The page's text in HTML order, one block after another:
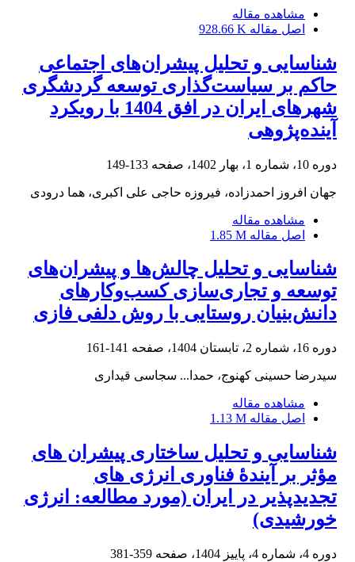
مشاهده مقاله
اصل مقاله 928.66 K
شناسایی و تحلیل پیشران‌های اجتماعی
حاکم بر سیاست‌گذاری توسعه گردشگری
شهرهای ایران در افق 1404 با رویکرد
آینده‌پژوهی
دوره 10، شماره 1، بهار 1402، صفحه 133-149
جهان افروز احمدزاده، فیروزه حاجی علی اکبری، هما درودی
مشاهده مقاله
اصل مقاله 1.85 M
شناسایی و تحلیل چالش‌ها و پیشران‌های
توسعه و تجاری‌سازی کسب‌وکارهای
دانش‌بنیان روستایی با روش دلفی فازی
دوره 16، شماره 2، تابستان 1404، صفحه 141-161
سیدرضا حسینی کهنوج، حمدا... سجاسی قیداری
مشاهده مقاله
اصل مقاله 1.13 M
شناسایی و تحلیل ساختاری پیشران‏ های
مؤثر بر آیندۀ فناوری انرژی‏ های
تجدید‏پذیر در ایران (مورد مطالعه: انرژی
خورشیدی)
دوره 4، شماره 4، پاییز 1404، صفحه 359-381